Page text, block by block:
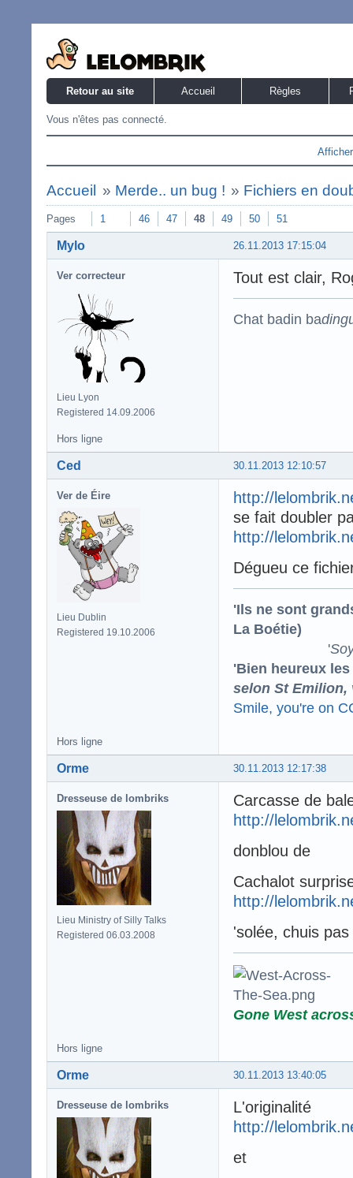
Retour au site Accueil Règles
Vous n'êtes pas connecté.
Accueil » Merde.. un bug ! » Fichiers en
Pages 1 46 47 48 49 50 51
26.11.2013 17:15:04
Mylo
Ver correcteur
Lieu Lyon
Registered 14.09.2006
Tout est clair,
Chat badin ba
Hors ligne
30.11.2013 12:10:57
Ced
Ver de Éire
Lieu Dublin
Registered 19.10.2006
http://
se fait doubler
http://
Dégueu ce
'Ils ne sont
La Boétie)
'
'Bien heureux
selon St Emilion,
Smile, you're on
Hors ligne
30.11.2013 12:17:38
Orme
Dresseuse de lombriks
Lieu Ministry of Silly Talks
Registered 06.03.2008
Carcasse de
http://
donblou de
Cachalot
http://
'solée, chuis
Gone West
Hors ligne
30.11.2013 13:40:05
Orme
Dresseuse de lombriks
L'originalité
http://
et